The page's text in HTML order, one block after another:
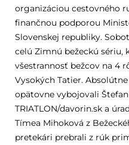
organizáciou cestovného
finančnou podporou
Slovenskej republiky.
celú Zimnú bežeckú sériu,
všestrannosť bežcov na 4
Vysokých Tatier.
opätovne vybojovali
TRIATLON/davorin.sk a
Tímea Mihoková z
pretekári prebrali z rúk